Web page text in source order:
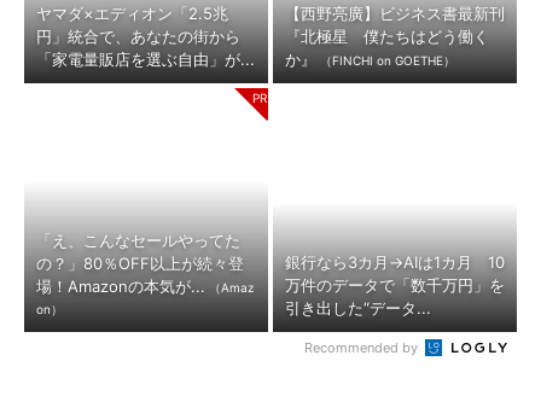
ヤマダ×エディオン「2.5兆
円」統合で、あなたの街から
「家電量販店を選ぶ自由」が...
【西野亮廣】ビジネス書最新刊
『北極星 僕たちはどう働く
か』
（FINCHI on GOETHE）
「え、こんなセールやってた
の？」80％OFF以上が続々登
場！Amazonの本気が...
（Amaz
on）
銀行なら3カ月→AIは1カ月 10
万件のデータで「数千万円」を
引き出した“データ...
Recommended by